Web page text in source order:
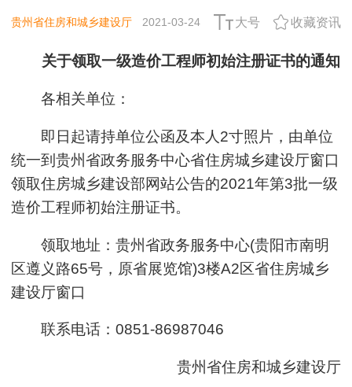
贵州省住房和城乡建设厅 2021-03-24 大号 收藏资讯
关于领取一级造价工程师初始注册证书的通知
各相关单位：
即日起请持单位公函及本人2寸照片，由单位
统一到贵州省政务服务中心省住房城乡建设厅窗口
领取住房城乡建设部网站公告的2021年第3批一级
造价工程师初始注册证书。
领取地址：贵州省政务服务中心(贵阳市南明
区遵义路65号，原省展览馆)3楼A2区省住房城乡
建设厅窗口
联系电话：0851-86987046
贵州省住房和城乡建设厅